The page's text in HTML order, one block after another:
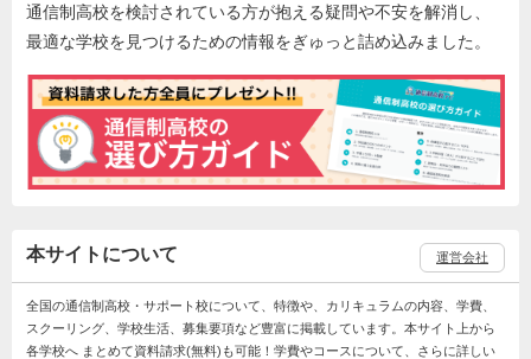
通信制高校を検討されている方が抱える疑問や不安を解消し、
最適な学校を見つけるための情報をぎゅっと詰め込みました。
本サイトについて 運営会社
全国の通信制高校・サポート校について、特徴や、カリキュラムの内容、学費、
スクーリング、学校生活、募集要項など豊富に掲載しています。本サイト上から
各学校へ まとめて資料請求(無料)も可能！学費やコースについて、さらに詳しい